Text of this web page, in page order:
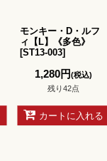
モンキー・D・ルフ
ィ【L】《多色》
[ST13-003]
1,280円(税込)
残り42点
カートに入れる